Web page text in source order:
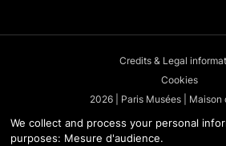
We collect and process your personal
purposes: Mesure d'audience.
Credits & Legal
Cookies
2026 | Paris Musées | Maison